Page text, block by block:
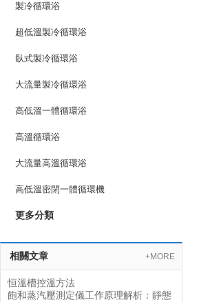
製冷循環浴
超低溫製冷循環浴
臥式製冷循環浴
大流量製冷循環浴
高低溫一體循環浴
高溫循環浴
大流量高溫循環浴
高低溫密閉一體循環機
更多分類
相關文章 +MORE
恒溫槽控溫方法
飽和蒸汽壓測定儀工作原理解析：靜態